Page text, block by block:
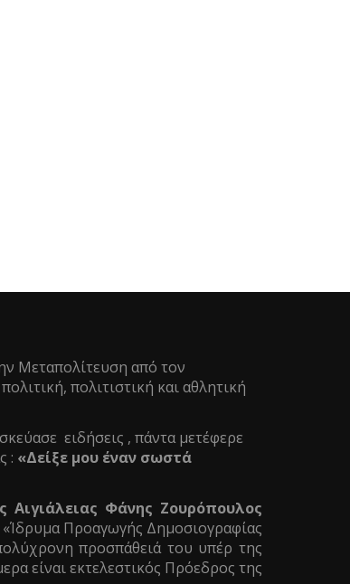
Μεταπολίτευση από τον
πολιτιστική και αθλητική
ειδήσεις , πάντα μετέφερε
: «Δείξε μου έναν σωστά
Φάνης Ζουρόπουλος
Προαγωγής Δημοσιογραφίας
προσπάθειά του υπέρ της
είναι εκτελεστικός Πρόεδρος της